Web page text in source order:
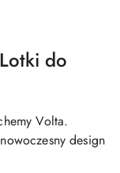
do
Volta.
design